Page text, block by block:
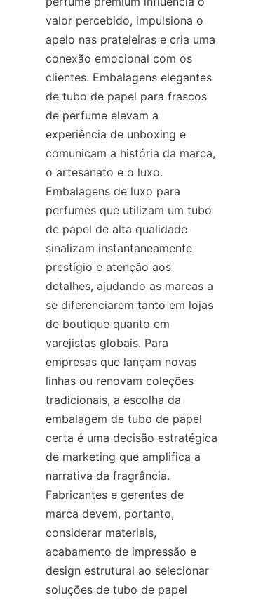
valor percebido, impulsiona o
apelo nas prateleiras e cria uma
conexão emocional com os
clientes. Embalagens elegantes
de tubo de papel para frascos
de perfume elevam a
experiência de unboxing e
comunicam a história da marca,
o artesanato e o luxo.
Embalagens de luxo para
perfumes que utilizam um tubo
de papel de alta qualidade
sinalizam instantaneamente
prestígio e atenção aos
detalhes, ajudando as marcas a
se diferenciarem tanto em lojas
de boutique quanto em
varejistas globais. Para
empresas que lançam novas
linhas ou renovam coleções
tradicionais, a escolha da
embalagem de tubo de papel
certa é uma decisão estratégica
de marketing que amplifica a
narrativa da fragrância.
Fabricantes e gerentes de
marca devem, portanto,
considerar materiais,
acabamento de impressão e
design estrutural ao selecionar
soluções de tubo de papel